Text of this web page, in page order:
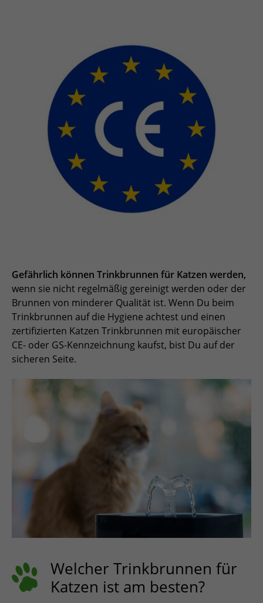
Gefährlich können Trinkbrunnen für Katzen werden,
wenn sie nicht regelmäßig gereinigt werden oder der
Brunnen von minderer Qualität ist. Wenn Du beim
Trinkbrunnen auf die Hygiene achtest und einen
zertifizierten Katzen Trinkbrunnen mit europäischer
CE- oder GS-Kennzeichnung kaufst, bist Du auf der
sicheren Seite.
Welcher Trinkbrunnen für
Katzen ist am besten?